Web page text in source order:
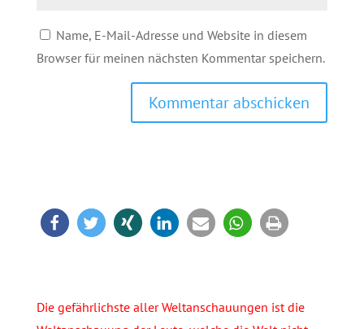
Name, E-Mail-Adresse und Website in diesem
Browser für meinen nächsten Kommentar speichern.
Kommentar abschicken
Die gefährlichste aller Weltanschauungen ist die